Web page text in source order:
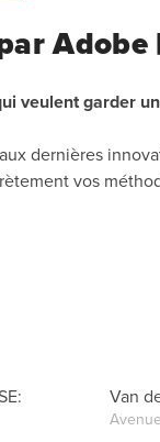
Adobe
veulent garder
dernières
vos
Van